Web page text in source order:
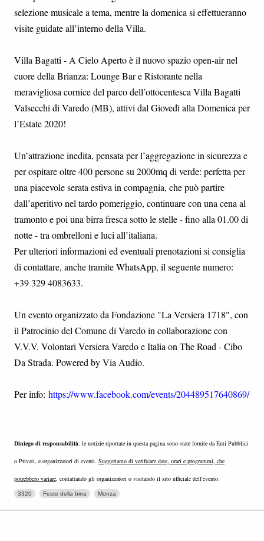
selezione musicale a tema, mentre la domenica si effettueranno
visite guidate all’interno della Villa.
Villa Bagatti - A Cielo Aperto è il nuovo spazio open-air nel
cuore della Brianza: Lounge Bar e Ristorante nella
meravigliosa cornice del parco dell’ottocentesca Villa Bagatti
Valsecchi di Varedo (MB), attivi dal Giovedì alla Domenica per
l’Estate 2020!
Un’attrazione inedita, pensata per l’aggregazione in sicurezza e
per ospitare oltre 400 persone su 2000mq di verde: perfetta per
una piacevole serata estiva in compagnia, che può partire
dall’aperitivo nel tardo pomeriggio, continuare con una cena al
tramonto e poi una birra fresca sotto le stelle - fino alla 01.00 di
notte - tra ombrelloni e luci all’italiana.
Per ulteriori informazioni ed eventuali prenotazioni si consiglia
di contattare, anche tramite WhatsApp, il seguente numero:
+39 329 4083633.
Un evento organizzato da Fondazione "La Versiera 1718", con
il Patrocinio del Comune di Varedo in collaborazione con
V.V.V. Volontari Versiera Varedo e Italia on The Road - Cibo
Da Strada. Powered by Via Audio.
Per info: https://www.facebook.com/events/204489517640869/
Diniego di responsabilità: le notizie riportate in questa pagina sono state fornite da Enti Pubblici
o Privati, e organizzatori di eventi. Suggeriamo di verificare date, orari e programmi, che
potrebbero variare, contattando gli organizzatori o visitando il sito ufficiale dell'evento.
3320 Feste della birra Monza